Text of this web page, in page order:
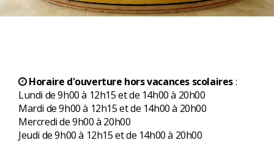
Horaire d'ouverture hors vacances scolaires:
Lundi de 9h00 à 12h15 et de 14h00 à 20h00
Mardi de 9h00 à 12h15 et de 14h00 à 20h00
Mercredi de 9h00 à 20h00
Jeudi de 9h00 à 12h15 et de 14h00 à 20h00